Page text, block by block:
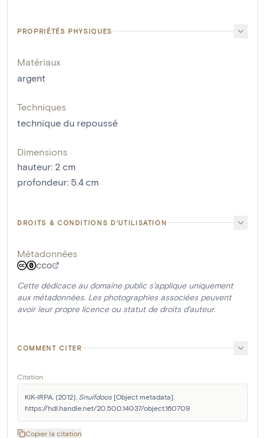
PROPRIÉTÉS PHYSIQUES
Matériaux
argent
Techniques
technique du repoussé
Dimensions
hauteur: 2 cm
profondeur: 5.4 cm
DROITS & CONDITIONS D'UTILISATION
Métadonnées
CC0
Cette dédicace au domaine public s'applique uniquement
aux métadonnées. Les photographies associées peuvent
avoir leur propre licence ou statut de droits d'auteur.
COMMENT CITER
Citation
KIK-IRPA. (2012). Snuifdoos [Object metadata].
https://hdl.handle.net/20.500.14037/object.160709
Copier la citation